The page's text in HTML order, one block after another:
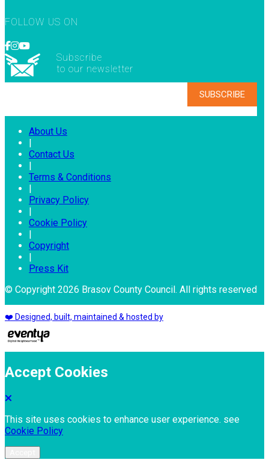
FOLLOW US ON
Subscribe
to our newsletter
About Us
Contact Us
Terms & Conditions
Privacy Policy
Cookie Policy
Copyright
Press Kit
© Copyright 2026 Brasov County Council. All rights reserved
❤️ Designed, built, maintained & hosted by
Accept Cookies
This site uses cookies to enhance user experience. see
Cookie Policy